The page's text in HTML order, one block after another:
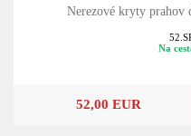
Nerezové kryty prahov
Na
52,00 EUR